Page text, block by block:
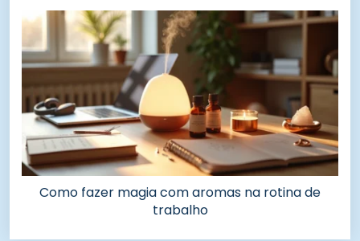
Como fazer magia com aromas na rotina de
trabalho